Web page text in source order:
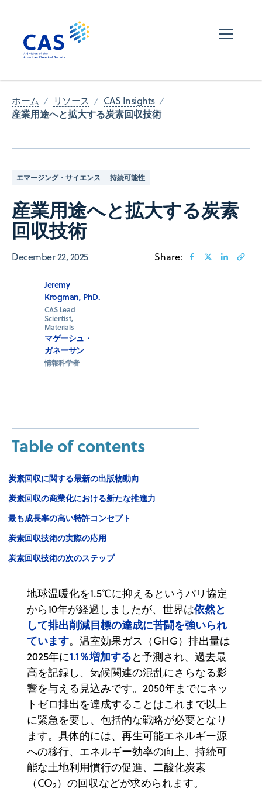
ホーム リソース CAS Insights
産業用途へと拡大する炭素回収技術
エマージング・サイエンス 持続可能性
産業用途へと拡大する炭素
回収技術
December 22, 2025 Share:
Jeremy
Krogman, PhD.
CAS Lead
Scientist,
Materials
マゲーシュ・
ガネーサン
情報科学者
Table of contents
炭素回収に関する最新の出版物動向
炭素回収の商業化における新たな推進力
最も成長率の高い特許コンセプト
炭素回収技術の実際の応用
炭素回収技術の次のステップ
地球温暖化を1.5℃に抑えるというパリ協定
から10年が経過しましたが、世界は依然と
して排出削減目標の達成に苦闘を強いられ
ています。温室効果ガス（GHG）排出量は
2025年に1.1％増加すると予測され、過去最
高を記録し、気候関連の混乱にさらなる影
響を与える見込みです。2050年までにネッ
トゼロ排出を達成することはこれまで以上
に緊急を要し、包括的な戦略が必要となり
ます。具体的には、再生可能エネルギー源
への移行、エネルギー効率の向上、持続可
能な土地利用慣行の促進、二酸化炭素
（CO2）の回収などが求められます。